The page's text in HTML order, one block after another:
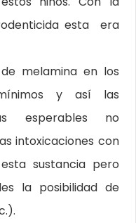
esta era
melamina en los
y así las
esperables no
intoxicaciones con
sustancia pero
la posibilidad de